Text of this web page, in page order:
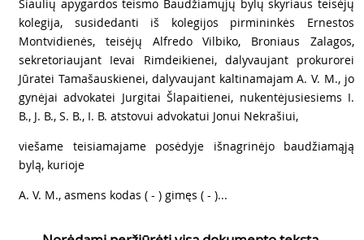
Šiaulių apygardos teismo Baudžiamųjų bylų skyriaus teisėjų
kolegija, susidedanti iš kolegijos pirmininkės Ernestos
Montvidienės, teisėjų Alfredo Vilbiko, Broniaus Zalagos,
sekretoriaujant Ievai Rimdeikienei, dalyvaujant prokurorei
Jūratei Tamašauskienei, dalyvaujant kaltinamajam A. V. M., jo
gynėjai advokatei Jurgitai Šlapaitienei, nukentėjusiesiems I.
B., J. B., S. B., I. B. atstovui advokatui Jonui Nekrašiui,
viešame teisiamajame posėdyje išnagrinėjo baudžiamąją
bylą, kurioje
A. V. M., asmens kodas ( - ) gimęs ( - )...